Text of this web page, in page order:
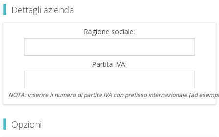
Dettagli azienda
Ragione sociale:
Partita IVA:
NOTA: inserire il numero di partita IVA con prefisso internazionale (ad
Opzioni